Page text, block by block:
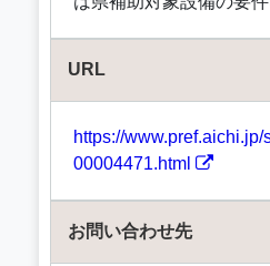
URL
https://
00004471.html
お問い合わせ先